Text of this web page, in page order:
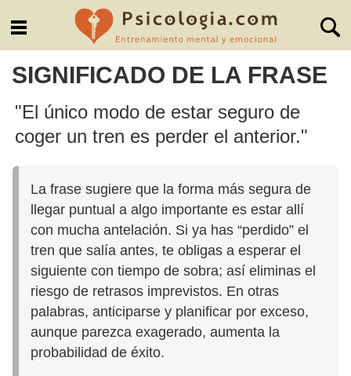
SIGNIFICADO DE LA FRASE
"El único modo de estar seguro de
coger un tren es perder el anterior."
La frase sugiere que la forma más segura de
llegar puntual a algo importante es estar allí
con mucha antelación. Si ya has “perdido” el
tren que salía antes, te obligas a esperar el
siguiente con tiempo de sobra; así eliminas el
riesgo de retrasos imprevistos. En otras
palabras, anticiparse y planificar por exceso,
aunque parezca exagerado, aumenta la
probabilidad de éxito.